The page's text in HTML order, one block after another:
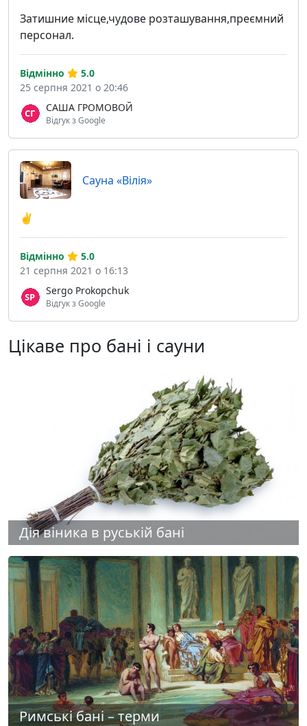
Затишние місце,чудове розташування,преємний
персонал.
САША ГРОМОВОЙ
Відгук з Google
Відмінно
5.0
25 серпня 2021 о 20:46
Сауна «Вілія»
✌️
Sergo Prokopchuk
Відгук з Google
Відмінно
5.0
21 серпня 2021 о 16:13
Цікаве про бані і сауни
Дія віника в руській бані
Римські бані – терми